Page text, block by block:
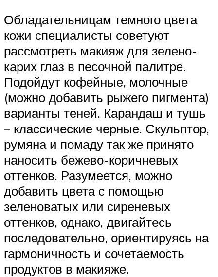
Обладательницам темного цвета
кожи специалисты советуют
рассмотреть макияж для зелено-
карих глаз в песочной палитре.
Подойдут кофейные, молочные
(можно добавить рыжего пигмента)
варианты теней. Карандаш и тушь
– классические черные. Скульптор,
румяна и помаду так же принято
наносить бежево-коричневых
оттенков. Разумеется, можно
добавить цвета с помощью
зеленоватых или сиреневых
оттенков, однако, двигайтесь
последовательно, ориентируясь на
гармоничность и сочетаемость
продуктов в макияже.